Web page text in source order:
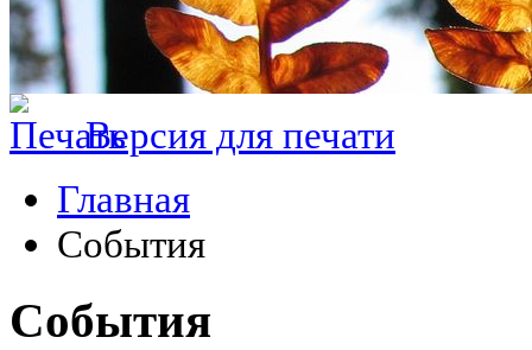
Версия для печати
Главная
События
События